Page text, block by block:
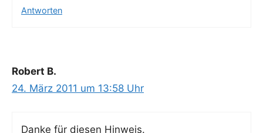
Antworten
Robert B.
24. März 2011 um 13:58 Uhr
Dan­ke für die­sen Hinweis.